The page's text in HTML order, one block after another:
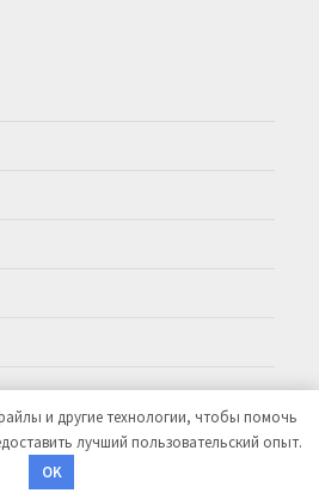
| Тема WordPress:
и другие технологии, чтобы помочь
лучший пользовательский опыт.
OK